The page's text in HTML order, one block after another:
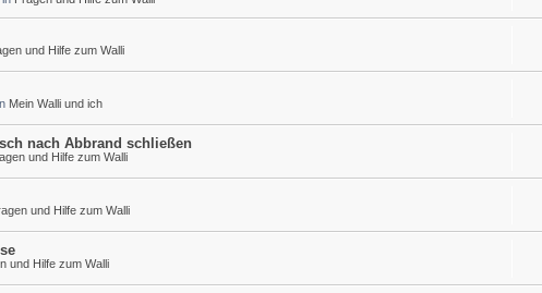
und Hilfe zum Walli
Mein Walli und ich
nach Abbrand schließen
und Hilfe zum Walli
und Hilfe zum Walli
und Hilfe zum Walli